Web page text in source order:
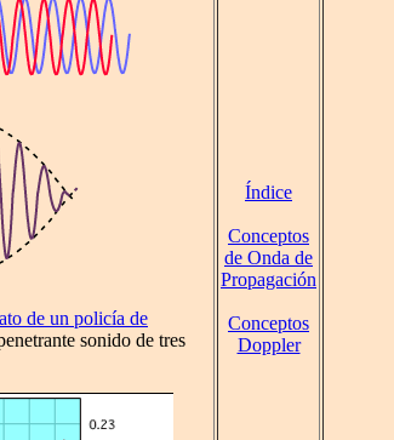
de un policía de
sonido de tres
Índice
Conceptos
de Onda de
Propagación
Conceptos
Doppler